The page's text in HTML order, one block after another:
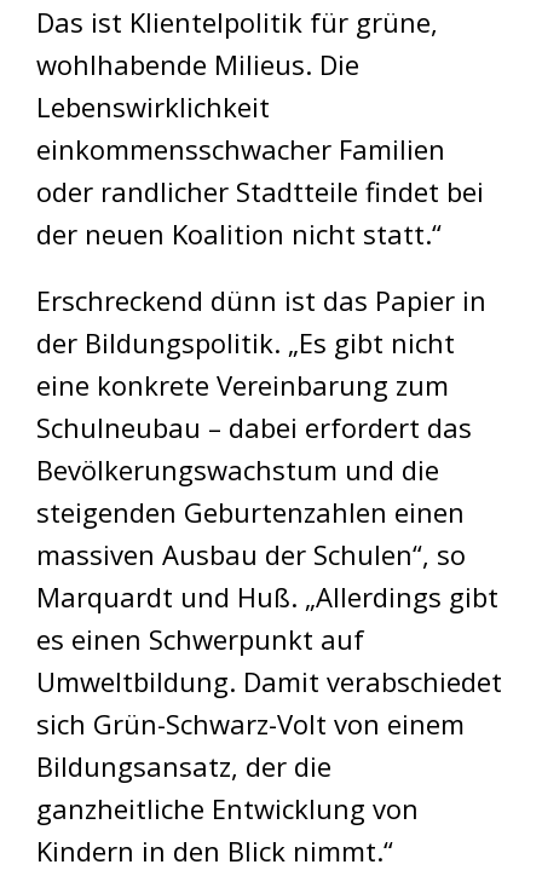
Das ist Klientelpolitik für grüne,
wohlhabende Milieus. Die
Lebenswirklichkeit
einkommensschwacher Familien
oder randlicher Stadtteile findet bei
der neuen Koalition nicht statt.“
Erschreckend dünn ist das Papier in
der Bildungspolitik. „Es gibt nicht
eine konkrete Vereinbarung zum
Schulneubau – dabei erfordert das
Bevölkerungswachstum und die
steigenden Geburtenzahlen einen
massiven Ausbau der Schulen“, so
Marquardt und Huß. „Allerdings gibt
es einen Schwerpunkt auf
Umweltbildung. Damit verabschiedet
sich Grün-Schwarz-Volt von einem
Bildungsansatz, der die
ganzheitliche Entwicklung von
Kindern in den Blick nimmt.“